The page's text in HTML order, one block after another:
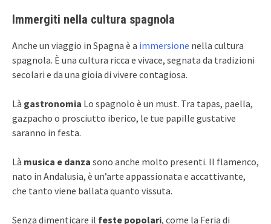
Immergiti nella cultura spagnola
Anche un viaggio in Spagna è a immersione nella cultura
spagnola. È una cultura ricca e vivace, segnata da tradizioni
secolari e da una gioia di vivere contagiosa.
Là gastronomia Lo spagnolo è un must. Tra tapas, paella,
gazpacho o prosciutto iberico, le tue papille gustative
saranno in festa.
Là musica e danza sono anche molto presenti. Il flamenco,
nato in Andalusia, è un’arte appassionata e accattivante,
che tanto viene ballata quanto vissuta.
Senza dimenticare il feste popolari, come la Feria di